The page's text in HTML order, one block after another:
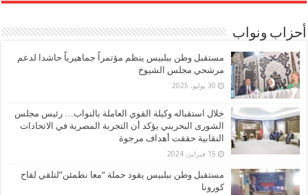
أحزاب ونواب
مستقبل وطن ببلبيس ينظم مؤتمراً جماهيرياً حاشدا لدعم
مرشحي مجلس الشيوخ
30 يوليو، 2025
خلال استقباله وكيلة القوي العاملة بالنواب… رئيس مجلس
الشورى البحريني يؤكد أن التجربة المصرية في الاتحادات
النقابية حققت أهداف مرجوة
15 فبراير، 2024
مستقبل وطن ببلبيس يقود حملة “معا نطمئن”لتلقي لقاح
كورونا